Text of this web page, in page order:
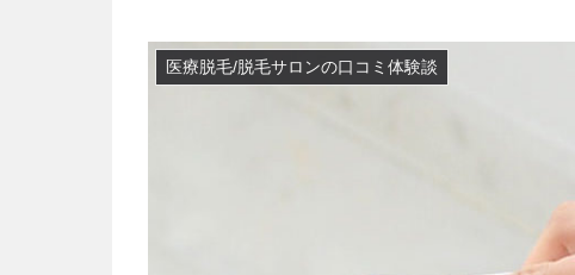
医療脱毛/脱毛サロンの口コミ体験談